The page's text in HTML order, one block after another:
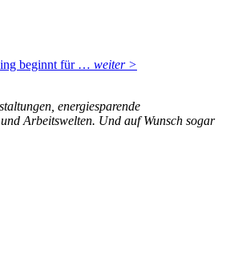
beginnt für … weiter >
energiesparende
Arbeitswelten. Und auf Wunsch sogar